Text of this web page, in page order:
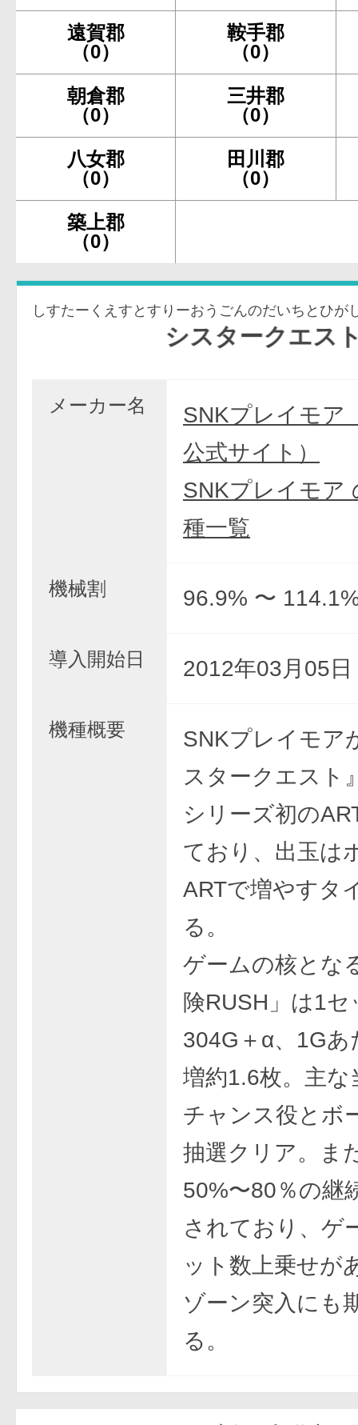
遠賀郡
（0）
鞍手郡
（0）
朝倉郡
（0）
三井郡
（0）
八女郡
（0）
田川郡
（0）
築上郡
（0）
しすたーくえすとすりーおうごんのだいちとひが
シスタークエスト3～黄
メーカー名
SNKプレイモア
公式サイト）
SNKプレイモア
種一覧
機械割 96.9% 〜
導入開始日 2012年03月05日
機種概要
SNKプレイモア
スタークエスト
シリーズ初の
ており、出玉は
ARTで増やすタ
る。
ゲームの核とな
険RUSH」は1
304G＋α、1Gあ
増約1.6枚。主な
チャンス役とボ
抽選クリア。ま
50%〜80％の継
されており、ゲ
ット数上乗せが
ゾーン突入にも
る。